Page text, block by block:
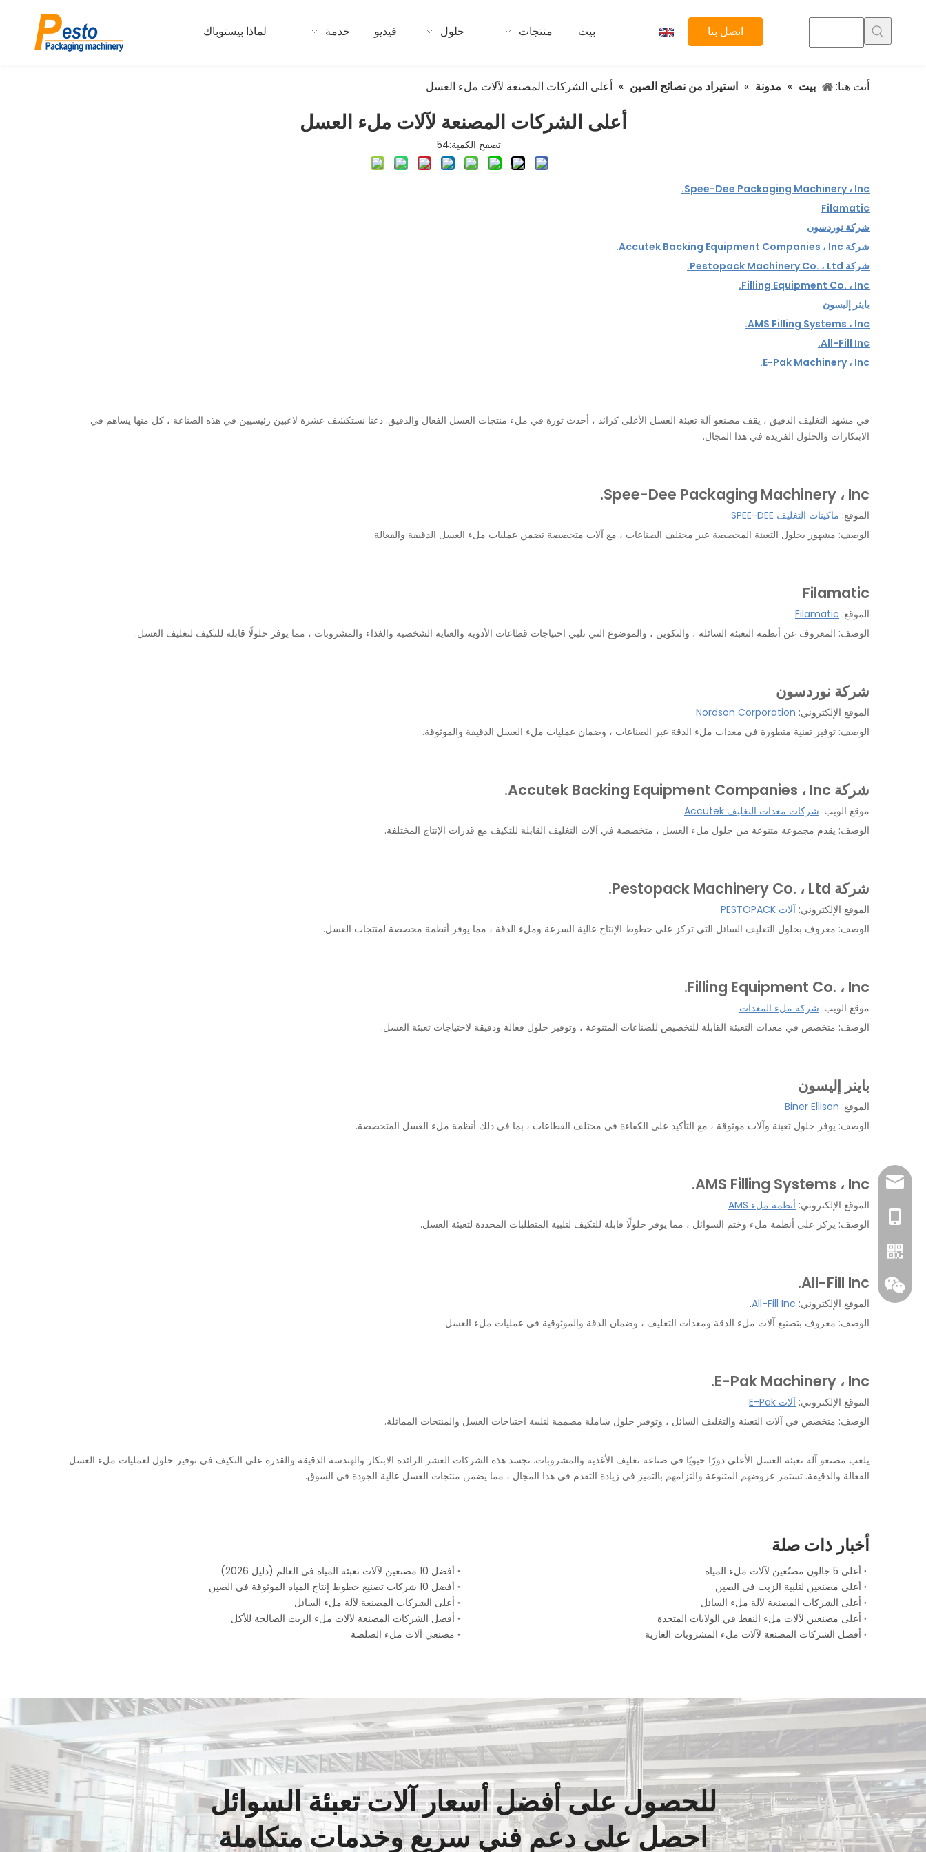
بيت منتجات حلول فيديو خدمة لماذا بيستوباك اتصل بنا
أنت هنا: بيت » مدونة » استيراد من نصائح الصين » أعلى الشركات المصنعة لآلات ملء العسل
أعلى الشركات المصنعة لآلات ملء العسل
تصفح الكمية:54
Spee-Dee Packaging Machinery ، Inc.
Filamatic
شركة نوردسون
شركة Accutek Backing Equipment Companies ، Inc.
شركة Pestopack Machinery Co. ، Ltd.
Filling Equipment Co. ، Inc.
باينر إليسون
AMS Filling Systems ، Inc.
All-Fill Inc.
E-Pak Machinery ، Inc.
في مشهد التغليف الدقيق ، يقف مصنعو آلة تعبئة العسل الأعلى كرائد ، أحدث ثورة في ملء منتجات العسل الفعال والدقيق. دعنا نستكشف عشرة لاعبين رئيسيين في هذه الصناعة ، كل منها يساهم في
الابتكارات والحلول الفريدة في هذا المجال.
Spee-Dee Packaging Machinery ، Inc.
الموقع: ماكينات التغليف SPEE-DEE
الوصف: مشهور بحلول التعبئة المخصصة عبر مختلف الصناعات ، مع آلات متخصصة تضمن عمليات ملء العسل الدقيقة والفعالة.
Filamatic
الموقع: Filamatic
الوصف: المعروف عن أنظمة التعبئة السائلة ، والتكوين ، والموضوع التي تلبي احتياجات قطاعات الأدوية والعناية الشخصية والغذاء والمشروبات ، مما يوفر حلولًا قابلة للتكيف لتغليف العسل.
شركة نوردسون
الموقع الإلكتروني: Nordson Corporation
الوصف: توفير تقنية متطورة في معدات ملء الدقة عبر الصناعات ، وضمان عمليات ملء العسل الدقيقة والموثوقة.
شركة Accutek Backing Equipment Companies ، Inc.
موقع الويب: شركات معدات التغليف Accutek
الوصف: يقدم مجموعة متنوعة من حلول ملء العسل ، متخصصة في آلات التغليف القابلة للتكيف مع قدرات الإنتاج المختلفة.
شركة Pestopack Machinery Co. ، Ltd.
الموقع الإلكتروني: آلات PESTOPACK
الوصف: معروف بحلول التغليف السائل التي تركز على خطوط الإنتاج عالية السرعة وملء الدقة ، مما يوفر أنظمة مخصصة لمنتجات العسل.
Filling Equipment Co. ، Inc.
موقع الويب: شركة ملء المعدات
الوصف: متخصص في معدات التعبئة القابلة للتخصيص للصناعات المتنوعة ، وتوفير حلول فعالة ودقيقة لاحتياجات تعبئة العسل.
باينر إليسون
الموقع: Biner Ellison
الوصف: يوفر حلول تعبئة وآلات موثوقة ، مع التأكيد على الكفاءة في مختلف القطاعات ، بما في ذلك أنظمة ملء العسل المتخصصة.
AMS Filling Systems ، Inc.
الموقع الإلكتروني: أنظمة ملء AMS
الوصف: يركز على أنظمة ملء وختم السوائل ، مما يوفر حلولًا قابلة للتكيف لتلبية المتطلبات المحددة لتعبئة العسل.
All-Fill Inc.
الموقع الإلكتروني: All-Fill Inc
.
الوصف: معروف بتصنيع آلات ملء الدقة ومعدات التغليف ، وضمان الدقة والموثوقية في عمليات ملء العسل.
E-Pak Machinery ، Inc.
الموقع الإلكتروني: آلات E-Pak
الوصف: متخصص في آلات التعبئة والتغليف السائل ، وتوفير حلول شاملة مصممة لتلبية احتياجات العسل والمنتجات المماثلة.
يلعب مصنعو آلة تعبئة العسل الأعلى دورًا حيويًا في صناعة تغليف الأغذية والمشروبات. تجسد هذه الشركات العشر الرائدة الابتكار والهندسة الدقيقة والقدرة على التكيف في توفير حلول لعمليات ملء العسل
الفعالة والدقيقة. تستمر عروضهم المتنوعة والتزامهم بالتميز في زيادة التقدم في هذا المجال ، مما يضمن منتجات العسل عالية الجودة في السوق.
أخبار ذات صلة
أفضل 10 مصنعين لآلات تعبئة المياه في العالم (دليل 2026)
أعلى 5 جالون مصنّعين لآلات ملء المياه
أفضل 10 شركات تصنيع خطوط إنتاج المياه الموثوقة في الصين
أعلى مصنعين لتلبية الزيت في الصين
أعلى الشركات المصنعة لآلة ملء السائل
أعلى الشركات المصنعة لآلة ملء السائل
أفضل الشركات المصنعة لآلات ملء الزيت الصالحة للأكل
أعلى مصنعين لآلات ملء النفط في الولايات المتحدة
مصنعي آلات ملء الصلصة
أفضل الشركات المصنعة لآلات ملء المشروبات الغازية
للحصول على أفضل أسعار آلات تعبئة السوائل
احصل على دعم فني سريع وخدمات متكاملة
0086-